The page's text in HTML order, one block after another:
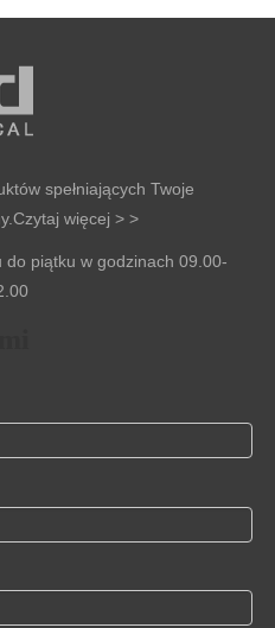
spełniających Twoje
Czytaj więcej > >
do piątku w godzinach 09.00-